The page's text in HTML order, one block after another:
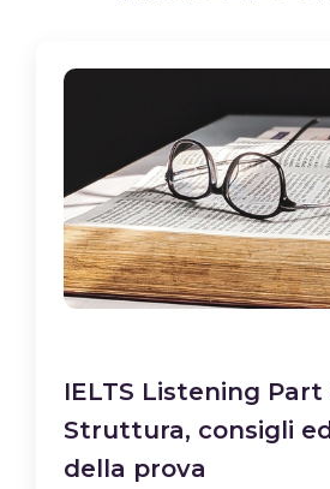
IELTS Listening Part
Struttura, consigli
della prova